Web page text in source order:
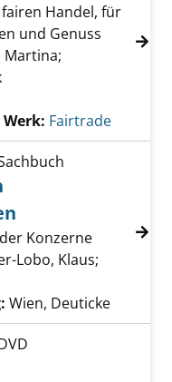
Handel, für
und Genuss
Martina;
Fairtrade
Schwarzbuch
Konzerne
Lobo, Klaus;
Wien, Deuticke